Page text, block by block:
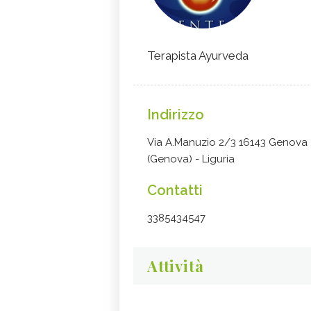
Terapista Ayurveda
Indirizzo
Via A.Manuzio 2/3 16143 Genova
(Genova) - Liguria
Contatti
3385434547
Attività